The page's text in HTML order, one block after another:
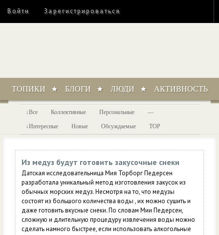
Войти Зарегистрироваться
ТОПИКИ БЛОГИ ЛЮДИ АКТИВНОСТЬ
Все Коллективные Персональные —
Интересные Новые Обсуждаемые TOP
Из медуз будут готовить закусочные снеки
Датская исследовательница Мия Торборг Педерсен
разработала уникальный метод изготовления закусок из
обычных морских медуз. Несмотря на то, что медузы
состоят из большого количества воды , их можно сушить и
даже готовить вкусные снеки. По словам Мии Педерсен,
сложную и длительную процедуру извлечения воды можно
сделать намного быстрее, если использовать алкогольные